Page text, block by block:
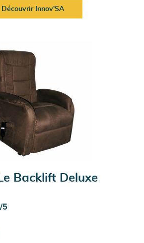
Découvrir Innov'SA
Backlift Deluxe
5